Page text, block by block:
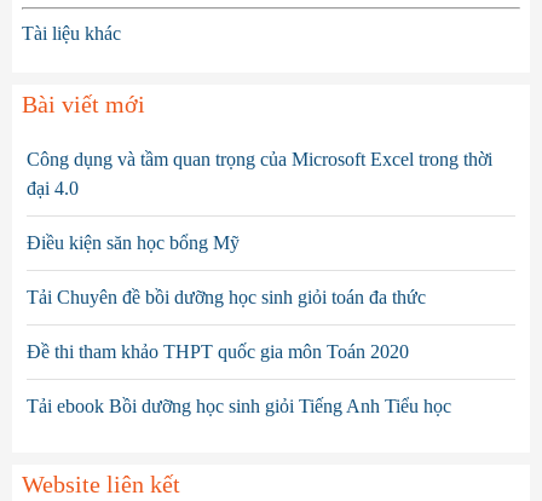
Tài liệu khác
Bài viết mới
Công dụng và tầm quan trọng của Microsoft Excel trong thời
đại 4.0
Điều kiện săn học bổng Mỹ
Tải Chuyên đề bồi dưỡng học sinh giỏi toán đa thức
Đề thi tham khảo THPT quốc gia môn Toán 2020
Tải ebook Bồi dưỡng học sinh giỏi Tiếng Anh Tiểu học
Website liên kết